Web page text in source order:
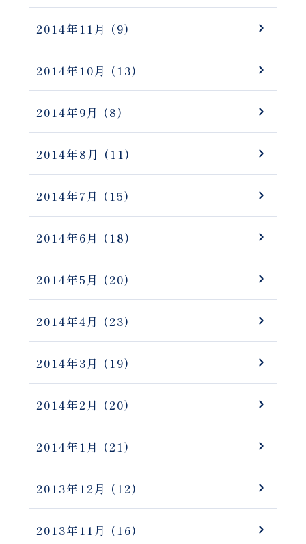
2014年11月 (9)
2014年10月 (13)
2014年9月 (8)
2014年8月 (11)
2014年7月 (15)
2014年6月 (18)
2014年5月 (20)
2014年4月 (23)
2014年3月 (19)
2014年2月 (20)
2014年1月 (21)
2013年12月 (12)
2013年11月 (16)